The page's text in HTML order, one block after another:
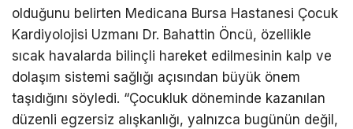
olduğunu belirten Medicana Bursa Hastanesi Çocuk
Kardiyolojisi Uzmanı Dr. Bahattin Öncü, özellikle
sıcak havalarda bilinçli hareket edilmesinin kalp ve
dolaşım sistemi sağlığı açısından büyük önem
taşıdığını söyledi. “Çocukluk döneminde kazanılan
düzenli egzersiz alışkanlığı, yalnızca bugünün değil,